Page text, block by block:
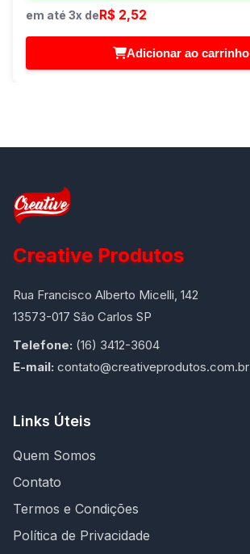
em até 3x deR$ 2,52
Adicionar ao carrinho
Creative Produtos
Rua Francisco Alberto Micelli, 142
13573-017 São Carlos SP
Telefone: (16) 3412-3604
E-mail: contato@creativeprodutos.com.br
Links Úteis
Quem Somos
Contato
Termos e Condições
Política de Privacidade